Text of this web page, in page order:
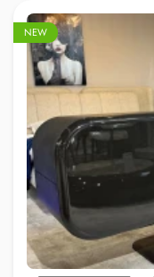
NEW